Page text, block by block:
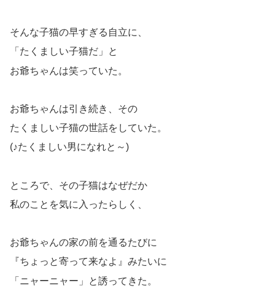
そんな子猫の早すぎる自立に、
「たくましい子猫だ」と
お爺ちゃんは笑っていた。
お爺ちゃんは引き続き、その
たくましい子猫の世話をしていた。
(♪たくましい男になれと～)
ところで、その子猫はなぜだか
私のことを気に入ったらしく、
お爺ちゃんの家の前を通るたびに
『ちょっと寄って来なよ』みたいに
「ニャーニャー」と誘ってきた。